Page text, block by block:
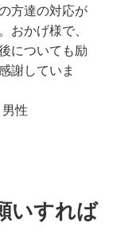
方達の対応が
おかげ様で、
についても励
謝していま
性
いすれば